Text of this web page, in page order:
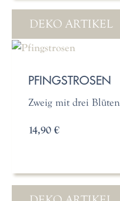
DEKO ARTIKEL
PFINGSTROSEN
Zweig mit drei Blüten
14,90 €